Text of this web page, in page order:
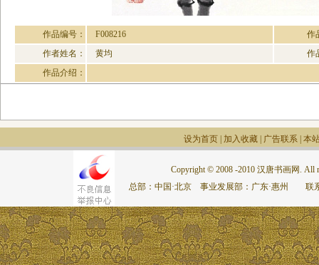
作品编号： F008216
作
作者姓名：
黄均
作
作品介绍：
设为首页 加入收藏 广告联系 本
Copyright © 2008 -2010 汉唐书画网. All
总部：中国·北京 事业发展部：广东·惠州 联系